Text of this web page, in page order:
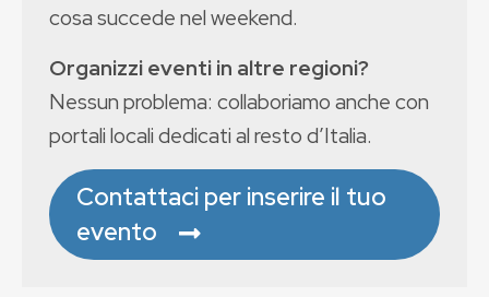
cosa succede nel weekend.
Organizzi eventi in altre regioni?
Nessun problema: collaboriamo anche con
portali locali dedicati al resto d’Italia.
Contattaci per inserire il tuo
evento